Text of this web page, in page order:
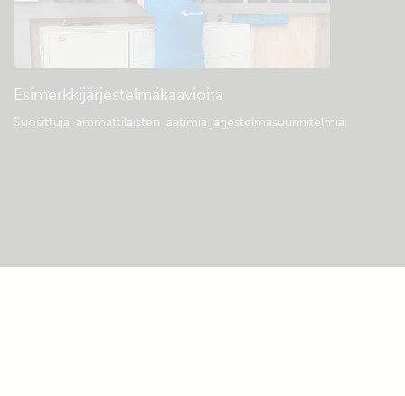
Esimerkkijärjestelmäkaavioita
Suosittuja, ammattilaisten laatimia järjestelmäsuunnitelmia.